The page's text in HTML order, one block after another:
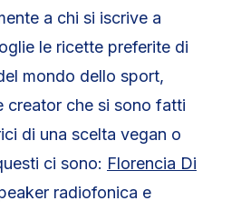
a chi si iscrive a
le ricette preferite di
mondo dello sport,
creator che si sono fatti
di una scelta vegan o
ci sono: Florencia Di
radiofonica e